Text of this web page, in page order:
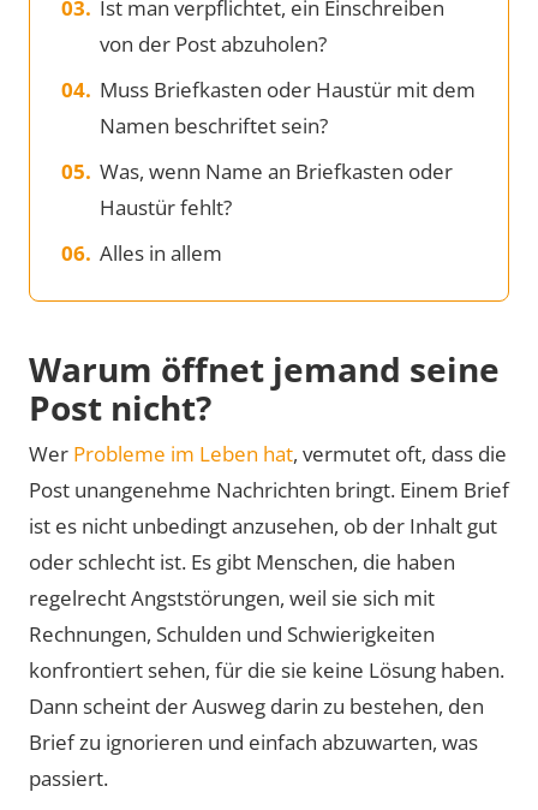
Ist man verpflichtet, ein Einschreiben
von der Post abzuholen?
Muss Briefkasten oder Haustür mit dem
Namen beschriftet sein?
Was, wenn Name an Briefkasten oder
Haustür fehlt?
Alles in allem
Warum öffnet jemand seine
Post nicht?
Wer Probleme im Leben hat, vermutet oft, dass die
Post unangenehme Nachrichten bringt. Einem Brief
ist es nicht unbedingt anzusehen, ob der Inhalt gut
oder schlecht ist. Es gibt Menschen, die haben
regelrecht Angststörungen, weil sie sich mit
Rechnungen, Schulden und Schwierigkeiten
konfrontiert sehen, für die sie keine Lösung haben.
Dann scheint der Ausweg darin zu bestehen, den
Brief zu ignorieren und einfach abzuwarten, was
passiert.